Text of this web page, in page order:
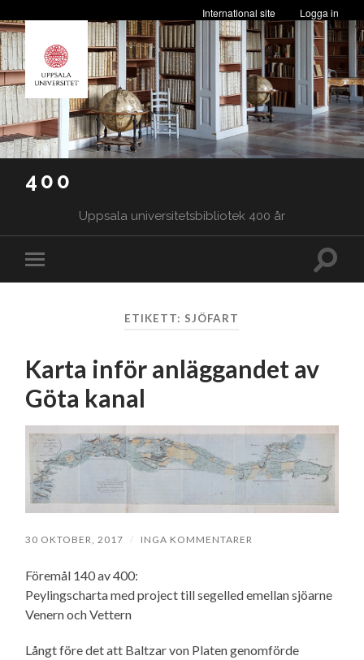
Logga in
International site
400
Uppsala universitetsbibliotek 400 år
på/av
Slå
ETIKETT: SJÖFART
Karta inför anläggandet av
Göta kanal
30 OKTOBER, 2017 / INGA KOMMENTARER
Föremål 140 av 400:
Peylingscharta med project till segelled emellan sjöarne
Venern och Vettern
Långt före det att Baltzar von Platen genomförde